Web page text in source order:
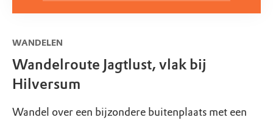
WANDELEN
Wandelroute Jagtlust, vlak bij
Hilversum
Wandel over een bijzondere buitenplaats met een